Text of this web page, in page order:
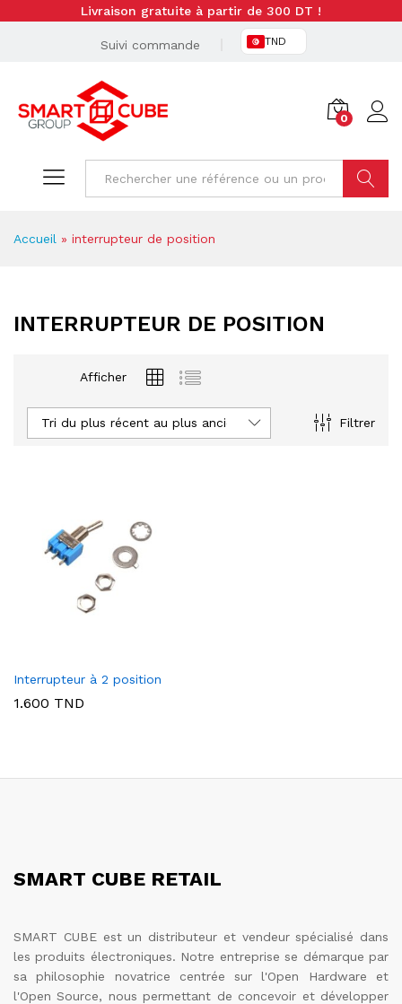
Livraison gratuite à partir de 300 DT !
Suivi commande TND
0
Accueil » interrupteur de position
INTERRUPTEUR DE POSITION
Afficher
Filtrer
Tri du plus récent au plus ancien
Interrupteur à 2 position
1.600 TND
SMART CUBE RETAIL
SMART CUBE est un distributeur et vendeur spécialisé dans
les produits électroniques. Notre entreprise se démarque par
sa philosophie novatrice centrée sur l'Open Hardware et
l'Open Source, nous permettant de concevoir et développer